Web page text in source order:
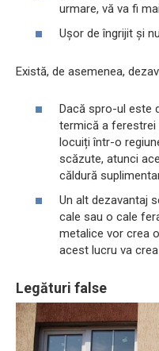
urmare, vă va fi
Ușor de îngrijit și
Există, de asemenea,
Dacă spro-ul este
termică a ferestrei
locuiți într-o
scăzute, atunci
căldură
Un alt dezavantaj
cale sau o cale
metalice vor crea
acest lucru va
Legături false